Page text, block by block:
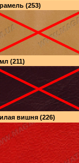
(253)
(211)
вишня (226)